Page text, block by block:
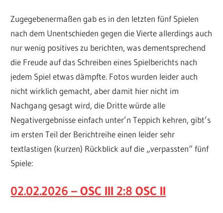
Zugegebenermaßen gab es in den letzten fünf Spielen
nach dem Unentschieden gegen die Vierte allerdings auch
nur wenig positives zu berichten, was dementsprechend
die Freude auf das Schreiben eines Spielberichts nach
jedem Spiel etwas dämpfte. Fotos wurden leider auch
nicht wirklich gemacht, aber damit hier nicht im
Nachgang gesagt wird, die Dritte würde alle
Negativergebnisse einfach unter’n Teppich kehren, gibt’s
im ersten Teil der Berichtreihe einen leider sehr
textlastigen (kurzen) Rückblick auf die „verpassten“ fünf
Spiele:
02.02.2026 – OSC III 2:8 OSC II